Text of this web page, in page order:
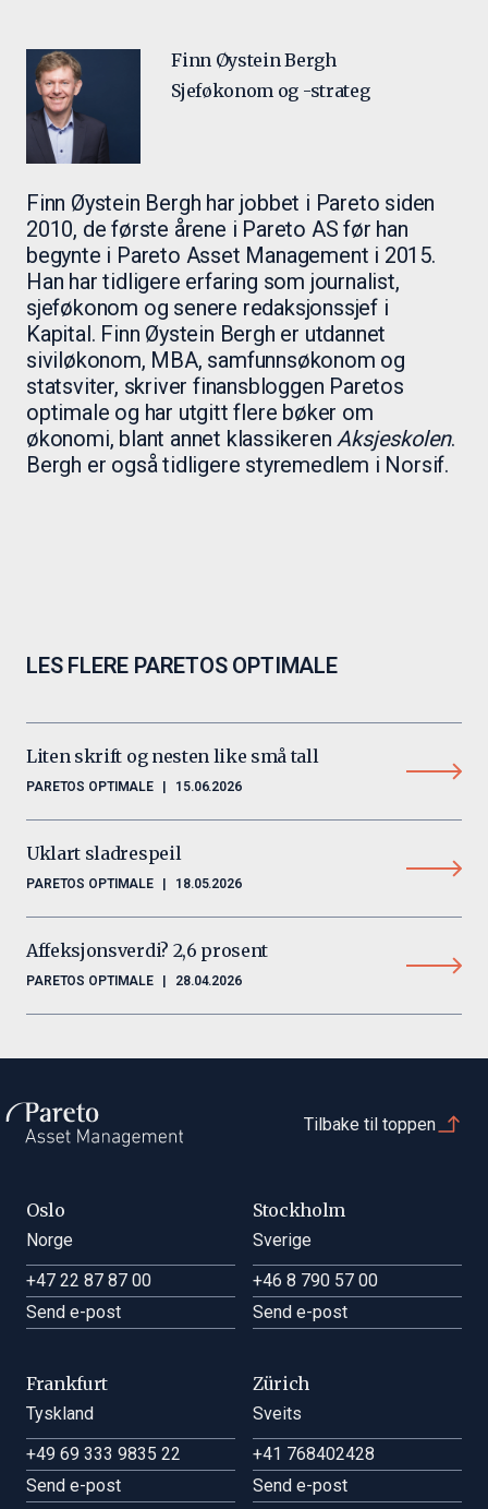
Finn Øystein Bergh
Sjeføkonom og -strateg
Finn Øystein Bergh har jobbet i Pareto siden
2010, de første årene i Pareto AS før han
begynte i Pareto Asset Management i 2015.
Han har tidligere erfaring som journalist,
sjeføkonom og senere redaksjonssjef i
Kapital. Finn Øystein Bergh er utdannet
siviløkonom, MBA, samfunnsøkonom og
statsviter, skriver finansbloggen Paretos
optimale og har utgitt flere bøker om
økonomi, blant annet klassikerenAksjeskolen.
Bergh er også tidligere styremedlem i Norsif.
LES FLERE PARETOS OPTIMALE
Liten skrift og nesten like små tall
PARETOS OPTIMALE 15.06.2026
Uklart sladrespeil
PARETOS OPTIMALE 18.05.2026
Affeksjonsverdi? 2,6 prosent
PARETOS OPTIMALE 28.04.2026
Tilbake til toppen
Oslo
Norge
+47 22 87 87 00
Send e-post
Stockholm
Sverige
+46 8 790 57 00
Send e-post
Frankfurt
Tyskland
+49 69 333 9835 22
Send e-post
Zürich
Sveits
+41 768402428
Send e-post